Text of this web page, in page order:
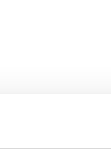
Jaguar, zijn
erkend door of